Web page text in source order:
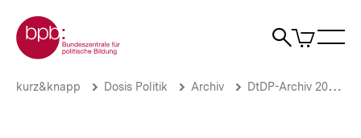
zum
Seiteninhalt
springen
Zur Startseite der bpb
Suche
Artikel
im
Parteienfinanzierung
Brotkrümelnavigation
Pfadnavigation
kurz&knapp Dosis Politik Archiv DtDP-Archiv 2025